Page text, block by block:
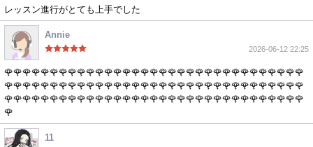
レッスン進行がとても上手でした
Annie
2026-06-12 22:25
🌹🌹🌹🌹🌹🌹🌹🌹🌹🌹🌹🌹🌹🌹🌹🌹🌹🌹🌹🌹🌹🌹🌹🌹🌹🌹🌹🌹🌹🌹🌹🌹🌹
🌹🌹🌹🌹🌹🌹🌹🌹🌹🌹🌹🌹🌹🌹🌹🌹🌹🌹🌹🌹🌹🌹🌹🌹🌹🌹🌹🌹🌹🌹🌹🌹🌹
🌹🌹🌹🌹🌹🌹🌹🌹🌹🌹🌹🌹🌹🌹🌹🌹🌹🌹🌹🌹🌹🌹🌹🌹🌹🌹🌹🌹🌹🌹🌹🌹🌹
🌹
11